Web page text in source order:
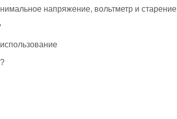
напряжение, вольтметр и старение